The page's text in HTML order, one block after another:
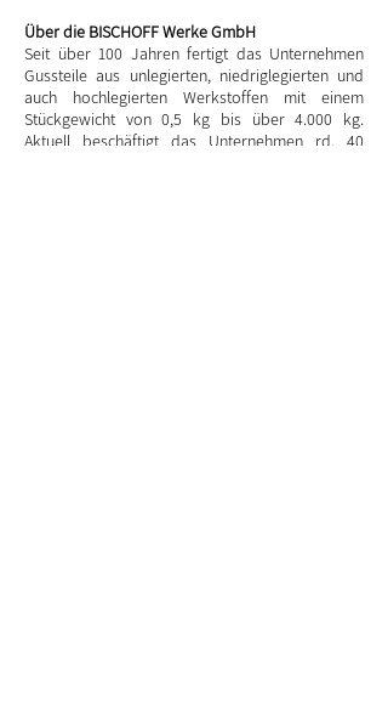
Über die BISCHOFF Werke GmbH
Seit über 100 Jahren fertigt das Unternehmen
Gussteile aus unlegierten, niedriglegierten und
auch hochlegierten Werkstoffen mit einem
Stückgewicht von 0,5 kg bis über 4.000 kg.
Aktuell beschäftigt das Unternehmen rd. 40